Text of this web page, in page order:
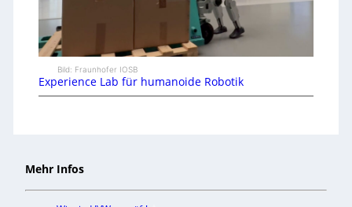
Bild: Fraunhofer IOSB
Experience Lab für humanoide Robotik
Mehr Infos